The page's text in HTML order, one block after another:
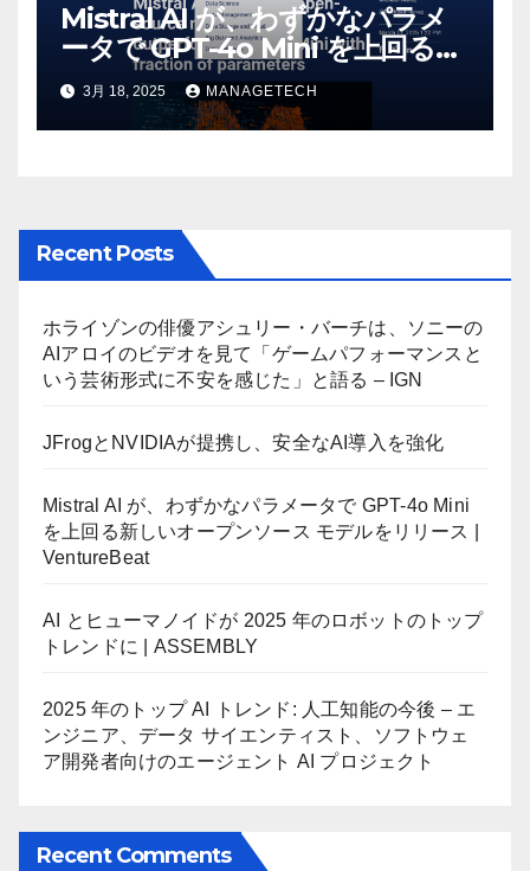
Mistral AI が、わずかなパラメ
ータで GPT-4o Mini を上回る新
しいオープンソース モデルをリ
リース | VentureBeat
3月 18, 2025 MANAGETECH
Recent Posts
ホライゾンの俳優アシュリー・バーチは、ソニーの
AIアロイのビデオを見て「ゲームパフォーマンスと
いう芸術形式に不安を感じた」と語る – IGN
JFrogとNVIDIAが提携し、安全なAI導入を強化
Mistral AI が、わずかなパラメータで GPT-4o Mini
を上回る新しいオープンソース モデルをリリース |
VentureBeat
AI とヒューマノイドが 2025 年のロボットのトップ
トレンドに | ASSEMBLY
2025 年のトップ AI トレンド: 人工知能の今後 – エ
ンジニア、データ サイエンティスト、ソフトウェ
ア開発者向けのエージェント AI プロジェクト
Recent Comments